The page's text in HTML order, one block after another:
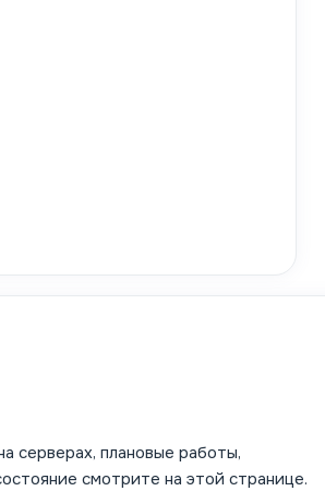
серверах, плановые работы,
смотрите на этой странице.